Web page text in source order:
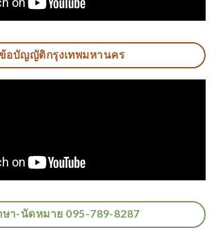
อบัญญัติกรุงเทพมหานคร
ษา-นัดหมาย 095-789-8287